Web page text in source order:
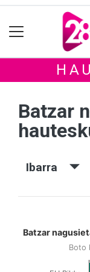
Batzar
Ibarra
Batzar
Boto